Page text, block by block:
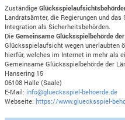
Zuständige
Landratsämter, die Regierungen und
Integration als Sicherheitsbehörden.
DieGemeinsame Glücksspielbehörde
Glücksspielaufsicht wegen unerlaubten
hierfür, welches im Internet in mehr als
Gemeinsame Glücksspielbehörde der
Hansering 15
06108 Halle (Saale)
E-Mail:info@gluecksspiel-behoerde.de
Webseite:https://www.gluecksspiel-